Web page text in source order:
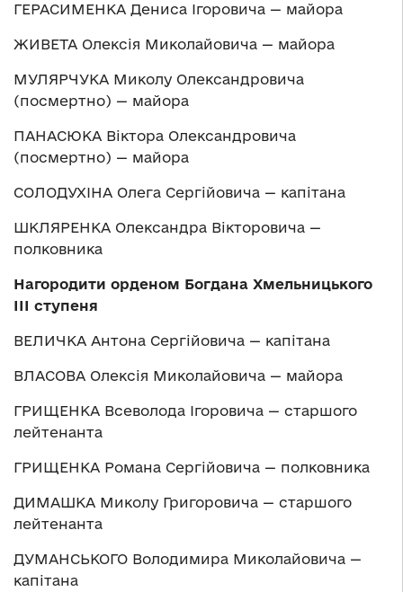
ГЕРАСИМЕНКА Дениса Ігоровича — майора
ЖИВЕТА Олексія Миколайовича — майора
МУЛЯРЧУКА Миколу Олександровича
(посмертно) — майора
ПАНАСЮКА Віктора Олександровича
(посмертно) — майора
СОЛОДУХІНА Олега Сергійовича — капітана
ШКЛЯРЕНКА Олександра Вікторовича —
полковника
Нагородити орденом Богдана Хмельницького
ІІІ ступеня
ВЕЛИЧКА Антона Сергійовича — капітана
ВЛАСОВА Олексія Миколайовича — майора
ГРИЩЕНКА Всеволода Ігоровича — старшого
лейтенанта
ГРИЩЕНКА Романа Сергійовича — полковника
ДИМАШКА Миколу Григоровича — старшого
лейтенанта
ДУМАНСЬКОГО Володимира Миколайовича —
капітана